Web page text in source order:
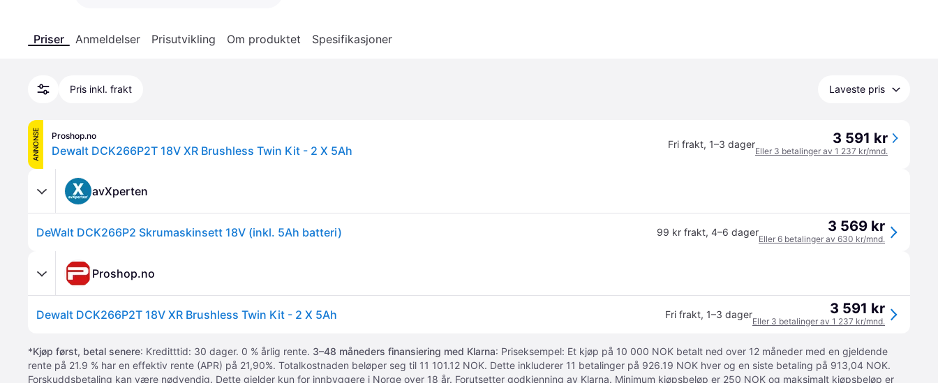
Priser Anmeldelser Prisutvikling Om produktet Spesifikasjoner
Pris inkl. frakt Laveste pris
ANNONSE Proshop.no
Dewalt DCK266P2T 18V XR Brushless Twin Kit - 2 X 5Ah Fri frakt, 1–3 dager 3 591 kr
Eller 3 betalinger av 1 237 kr/mnd.
avXperten
DeWalt DCK266P2 Skrumaskinsett 18V (inkl. 5Ah batteri) 99 kr frakt, 4–6 dager 3 569 kr
Eller 6 betalinger av 630 kr/mnd.
Proshop.no
Dewalt DCK266P2T 18V XR Brushless Twin Kit - 2 X 5Ah Fri frakt, 1–3 dager 3 591 kr
Eller 3 betalinger av 1 237 kr/mnd.
*Kjøp først, betal senere: Kreditttid: 30 dager. 0 % årlig rente. 3–48 måneders finansiering med Klarna: Priseksempel: Et kjøp på 10 000 NOK betalt ned over 12 måneder med en gjeldende
rente på 21.9 % har en effektiv rente (APR) på 21,90%. Totalkostnaden beløper seg til 11 101.12 NOK. Dette inkluderer 11 betalinger på 926.19 NOK hver og en siste betaling på 913,04 NOK.
Forskuddsbetaling kan være nødvendig. Dette gjelder kun for innbyggere i Norge over 18 år. Forutsetter godkjenning av Klarna. Minimum kjøpsbeløp er 250 NOK og maksimalt kjøpsbeløp er